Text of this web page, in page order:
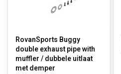
RovanSports Buggy
double exhaust pipe with
muffler / dubbele uitlaat
met demper